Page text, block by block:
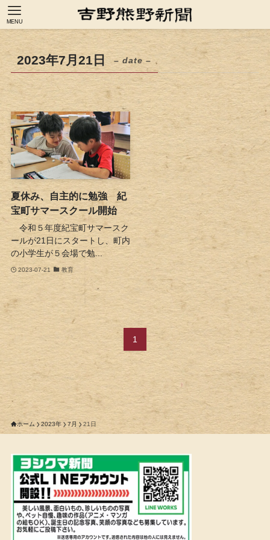
MENU
2023年7月21日 – date –
夏休み、自主的に勉強 紀
宝町サマースクール開始
令和５年度紀宝町サマースク
ールが21日にスタートし、町内
の小学生が５会場で勉...
2023-07-21 教育
1
ホーム 2023年 7月 21日